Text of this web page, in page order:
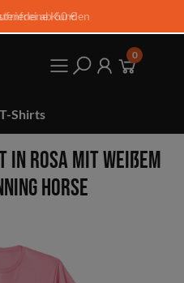
Kunden
ab 60 €
0
T-Shirts
in rosa mit weißem
Horse